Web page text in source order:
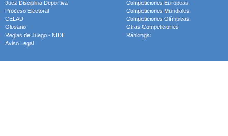
Juez Disciplina Deportiva
Proceso Electoral
CELAD
Glosario
Reglas de Juego - NIDE
Aviso Legal
Competiciones Europeas
Competiciones Mundiales
Competiciones Olímpicas
Otras Competiciones
Ránkings